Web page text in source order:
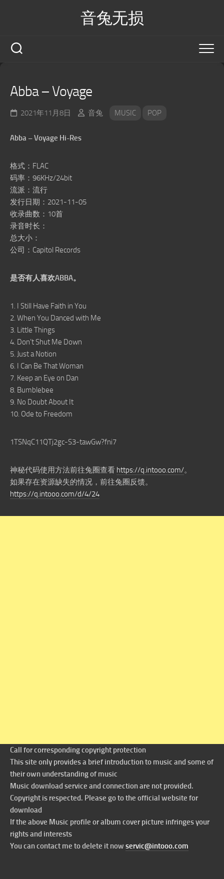
音兔无损
Abba – Voyage
2021年11月8日 音兔 MUSIC POP
Abba – Voyage Hi-Res
格式：FLAC
码率：96KHz/24bit
流派：流行
发行日期：2021-11-05
收录曲数：10首
录音时长：
总大小：
公司：Capitol Records
是否有人喜欢ABBA。
1. I Still Have Faith in You
2. When You Danced with Me
3. Little Things
4. Don’t Shut Me Down
5. Just a Notion
6. I Can Be That Woman
7. Keep an Eye on Dan
8. Bumblebee
9. No Doubt About It
10. Ode to Freedom
1TSNqC11QTj2gc-S3-tawGw?fni7
神秘代码使用方法前往兔圈查看 https://q.intooo.com/。
如果存在资源缺失的情况，前往兔圈反馈。
https://q.intooo.com/d/4/24
Call for corresponding copyright protection
This site only provides a brief introduction to music and some of
their own understanding of music
Music download service and connection are not provided.
Copyright is respected. Please go to the official website for
download
If the above Music profile or album cover picture infringes your
rights and interests
You can contact me to delete it now servic@intooo.com